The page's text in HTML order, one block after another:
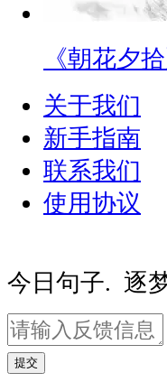
《朝花夕拾
关于我们
新手指南
联系我们
使用协议
今日句子. 逐
提交